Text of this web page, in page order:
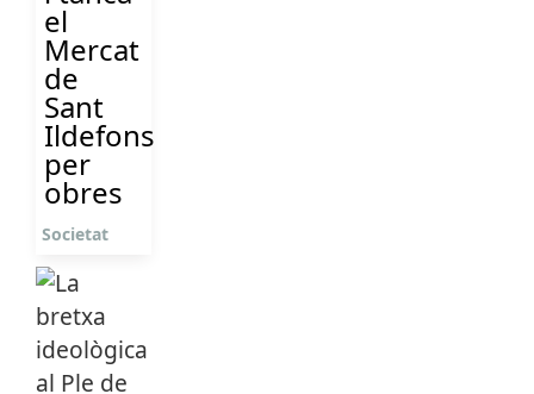
el
Mercat
de
Sant
Ildefons
per
obres
Societat